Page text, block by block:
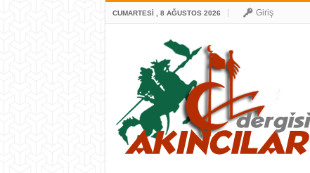
CUMARTESI , 8 AĞUSTOS 2026 Giriş